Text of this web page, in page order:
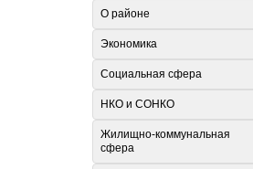
О районе
Экономика
Социальная сфера
НКО и СОНКО
Жилищно-коммунальная
сфера